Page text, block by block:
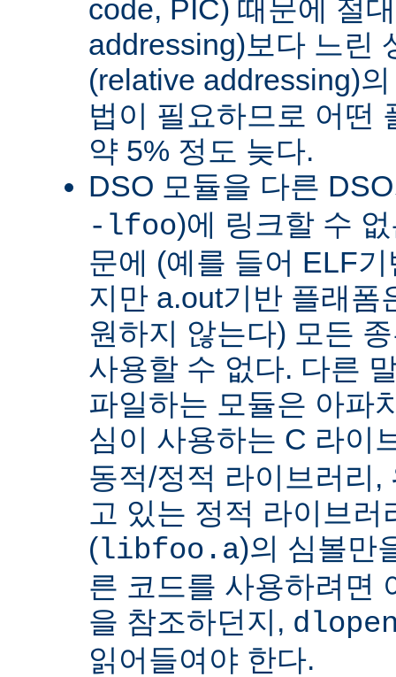
code, PIC) 때문에 절
addressing)보다 느린
(relative addressing)
법이 필요하므로 어떤
약 5% 정도 늦다.
DSO 모듈을 다른
-lfoo)에 링크할 수
문에 (예를 들어 ELF
지만 a.out기반 플래폼
원하지 않는다) 모든
사용할 수 없다. 다른
파일하는 모듈은 아파
심이 사용하는 C 라이
동적/정적 라이브러리,
고 있는 정적 라이브러
(libfoo.a)의 심볼만
른 코드를 사용하려면
을 참조하던지,
읽어들여야 한다.